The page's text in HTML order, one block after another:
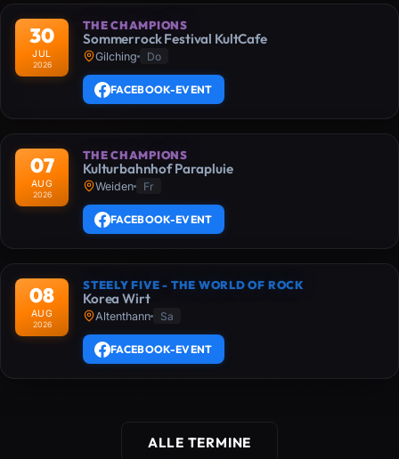
30
JUL
2026
THE CHAMPIONS
Sommerrock Festival KultCafe
Gilching Do
FACEBOOK-EVENT
07
AUG
2026
THE CHAMPIONS
Kulturbahnhof Parapluie
Weiden Fr
FACEBOOK-EVENT
08
AUG
2026
STEELY FIVE - THE WORLD OF ROCK
Korea Wirt
Altenthann Sa
FACEBOOK-EVENT
ALLE TERMINE